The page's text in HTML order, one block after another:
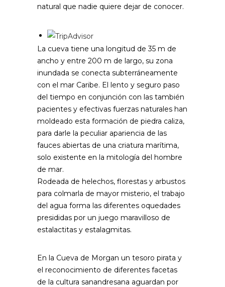
natural que nadie quiere dejar de conocer.
La cueva tiene una longitud de 35 m de
ancho y entre 200 m de largo, su zona
inundada se conecta subterráneamente
con el mar Caribe. El lento y seguro paso
del tiempo en conjunción con las también
pacientes y efectivas fuerzas naturales han
moldeado esta formación de piedra caliza,
para darle la peculiar apariencia de las
fauces abiertas de una criatura marítima,
solo existente en la mitología del hombre
de mar.
Rodeada de helechos, florestas y arbustos
para colmarla de mayor misterio, el trabajo
del agua forma las diferentes oquedades
presididas por un juego maravilloso de
estalactitas y estalagmitas.
En la Cueva de Morgan un tesoro pirata y
el reconocimiento de diferentes facetas
de la cultura sanandresana aguardan por